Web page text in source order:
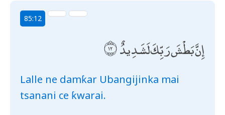
85:12
إِنَّ بَطْشَ رَبِّكَ لَشَدِيدٌ
Lalle ne damƙar Ubangijinka mai
tsanani ce ƙwarai.